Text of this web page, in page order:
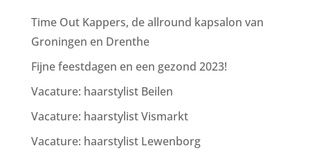
Time Out Kappers, de allround kapsalon van
Groningen en Drenthe
Fijne feestdagen en een gezond 2023!
Vacature: haarstylist Beilen
Vacature: haarstylist Vismarkt
Vacature: haarstylist Lewenborg